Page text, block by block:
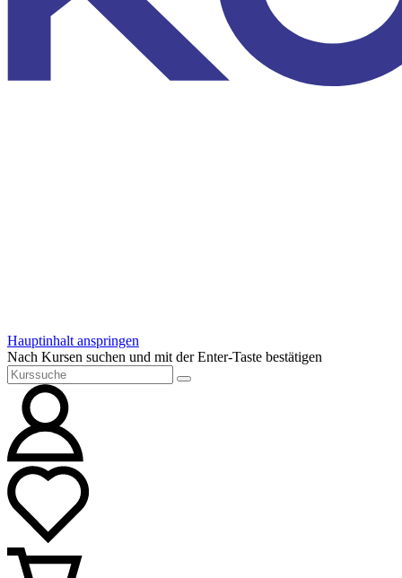
Hauptinhalt anspringen
Nach Kursen suchen und mit der Enter-Taste bestätigen